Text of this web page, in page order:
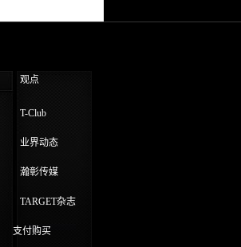
观点
T-Club
业界动态
瀚彰传媒
TARGET杂志
支付购买